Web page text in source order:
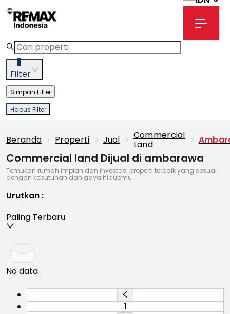
3
Filter
Simpan Filter
Hapus Filter
Beranda > Properti > Jual > Commercial
Land >
Commercial land Dijual di ambarawa
Temukan rumah impian dan investasi properti terbaik yang sesuai
dengan kebutuhan dan gaya hidupmu
Urutkan :
Paling Terbaru
No data
1